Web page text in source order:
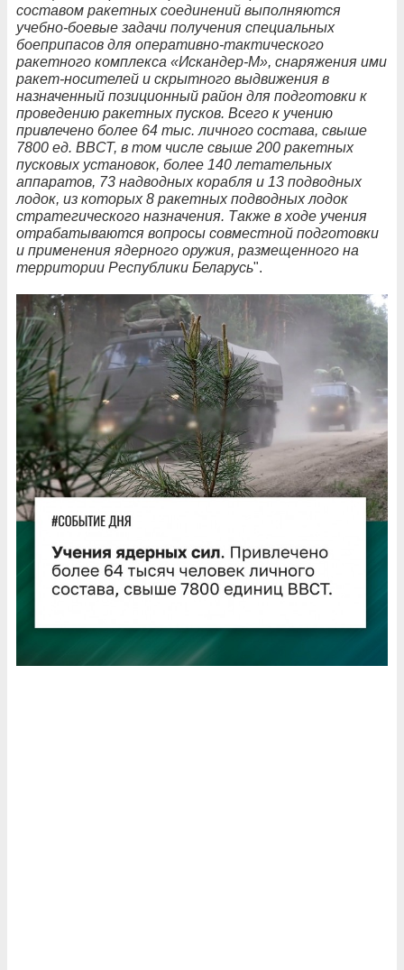
составом ракетных соединений выполняются
учебно-боевые задачи получения специальных
боеприпасов для оперативно-тактического
ракетного комплекса «Искандер-М», снаряжения ими
ракет-носителей и скрытного выдвижения в
назначенный позиционный район для подготовки к
проведению ракетных пусков. Всего к учению
привлечено более 64 тыс. личного состава, свыше
7800 ед. ВВСТ, в том числе свыше 200 ракетных
пусковых установок, более 140 летательных
аппаратов, 73 надводных корабля и 13 подводных
лодок, из которых 8 ракетных подводных лодок
стратегического назначения. Также в ходе учения
отрабатываются вопросы совместной подготовки
и применения ядерного оружия, размещенного на
территории Республики Беларусь".